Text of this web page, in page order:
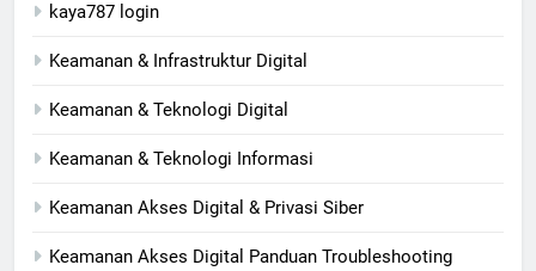
kaya787 login
Keamanan & Infrastruktur Digital
Keamanan & Teknologi Digital
Keamanan & Teknologi Informasi
Keamanan Akses Digital & Privasi Siber
Keamanan Akses Digital Panduan Troubleshooting